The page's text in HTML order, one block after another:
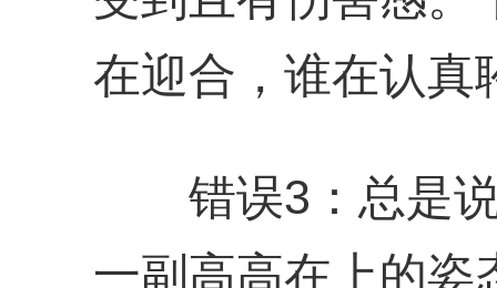
在迎合，谁在认真
错误3：总是说
一副高高在上的姿